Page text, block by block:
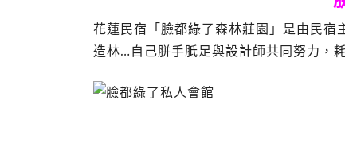
花蓮民宿「臉都綠了森林莊園」是由民
造林…自己胼手胝足與設計師共同努力，